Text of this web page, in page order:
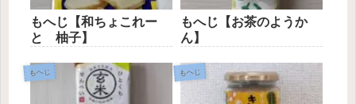
もへじ【和ちょこれー
と 柚子】
もへじ【お茶のようか
ん】
もへじ もへじ